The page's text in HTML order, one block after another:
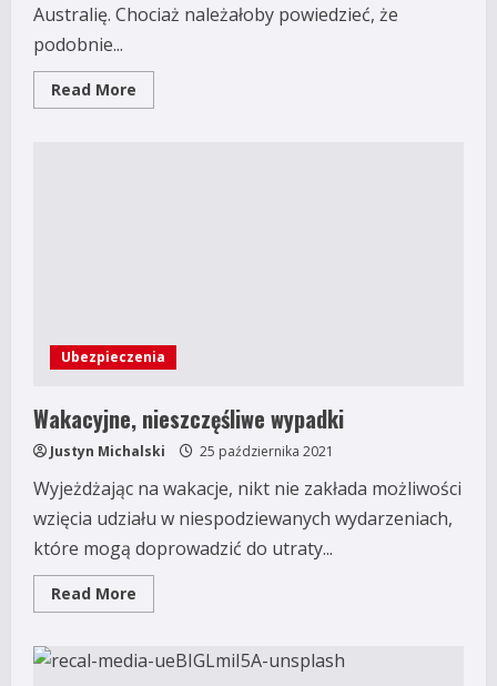
Australię. Chociaż należałoby powiedzieć, że
podobnie...
Read More
more
Ubezpieczenia
Wakacyjne, nieszczęśliwe wypadki
Justyn Michalski 25 października 2021
Wyjeżdżając na wakacje, nikt nie zakłada możliwości
wzięcia udziału w niespodziewanych wydarzeniach,
które mogą doprowadzić do utraty...
Read More
more
nieszczęśliwe
wypadki